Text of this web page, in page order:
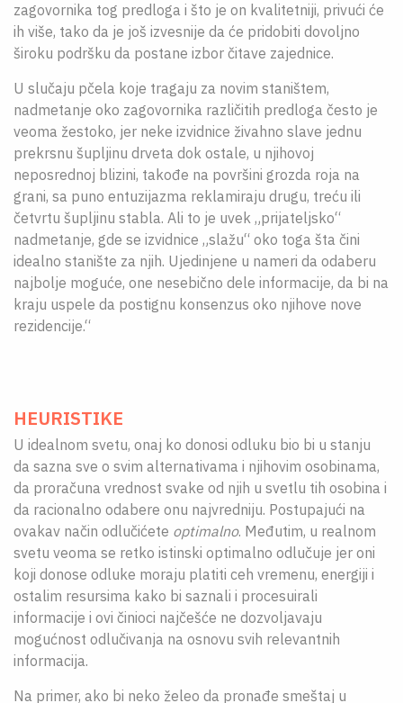
zagovornika tog predloga i što je on kvalitetniji, privući će
ih više, tako da je još izvesnije da će pridobiti dovoljno
široku podršku da postane izbor čitave zajednice.
U slučaju pčela koje tragaju za novim staništem,
nadmetanje oko zagovornika različitih predloga često je
veoma žestoko, jer neke izvidnice živahno slave jednu
prekrsnu šupljinu drveta dok ostale, u njihovoj
neposrednoj blizini, takođe na površini grozda roja na
grani, sa puno entuzijazma reklamiraju drugu, treću ili
četvrtu šupljinu stabla. Ali to je uvek „prijateljsko“
nadmetanje, gde se izvidnice „slažu“ oko toga šta čini
idealno stanište za njih. Ujedinjene u nameri da odaberu
najbolje moguće, one nesebično dele informacije, da bi na
kraju uspele da postignu konsenzus oko njihove nove
rezidencije.“
HEURISTIKE
U idealnom svetu, onaj ko donosi odluku bio bi u stanju
da sazna sve o svim alternativama i njihovim osobinama,
da proračuna vrednost svake od njih u svetlu tih osobina i
da racionalno odabere onu najvredniju. Postupajući na
ovakav način odlučićete optimalno. Međutim, u realnom
svetu veoma se retko istinski optimalno odlučuje jer oni
koji donose odluke moraju platiti ceh vremenu, energiji i
ostalim resursima kako bi saznali i procesuirali
informacije i ovi činioci najčešće ne dozvoljavaju
mogućnost odlučivanja na osnovu svih relevantnih
informacija.
Na primer, ako bi neko želeo da pronađe smeštaj u